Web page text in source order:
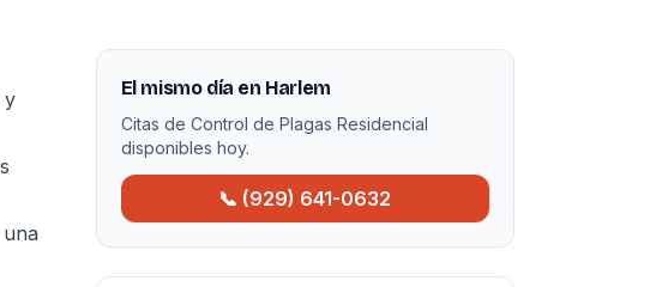
y
El mismo día en Harlem
Citas de Control de Plagas Residencial
disponibles hoy.
📞 (929) 641-0632